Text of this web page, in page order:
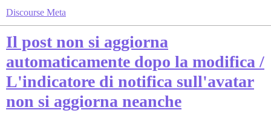
Discourse Meta
Il post non si aggiorna
automaticamente dopo la modifica /
L'indicatore di notifica sull'avatar
non si aggiorna neanche